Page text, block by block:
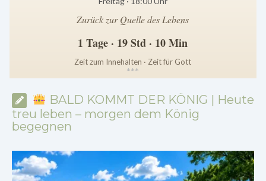
Zurück zur Quelle des Lebens
1 Tage · 19 Std · 10 Min
Zeit zum Innehalten · Zeit für Gott
***
BALD KOMMT DER KÖNIG | Heute
treu leben – morgen dem König
begegnen